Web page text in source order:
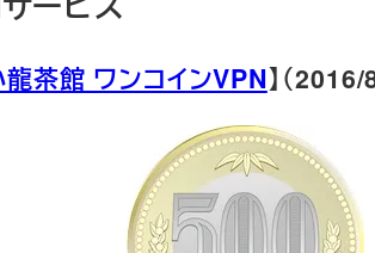
茶館 ワンコインVPN】（